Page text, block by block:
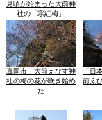
見頃が始まった大前神
社の「寒紅梅」
真岡市、大前えびす神
社の梅の花が咲き始め
た
「日
前え